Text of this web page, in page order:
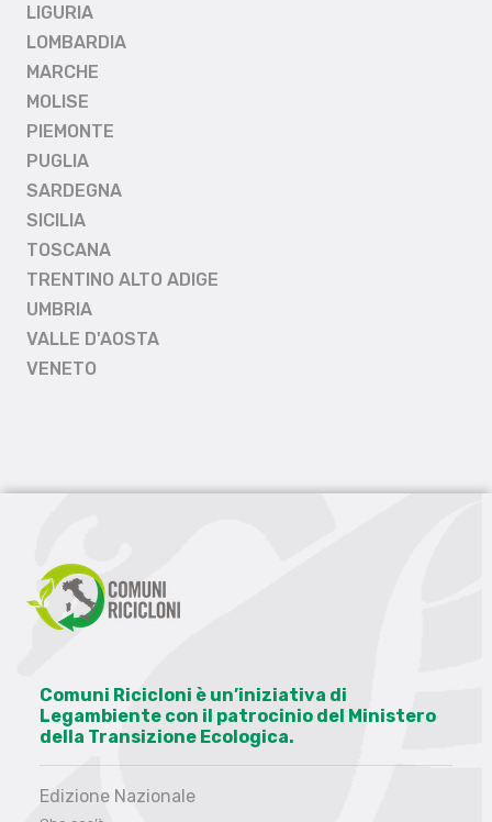
LIGURIA
LOMBARDIA
MARCHE
MOLISE
PIEMONTE
PUGLIA
SARDEGNA
SICILIA
TOSCANA
TRENTINO ALTO ADIGE
UMBRIA
VALLE D'AOSTA
VENETO
Comuni Ricicloni è un’iniziativa di
Legambiente con il patrocinio del Ministero
della Transizione Ecologica.
Edizione Nazionale